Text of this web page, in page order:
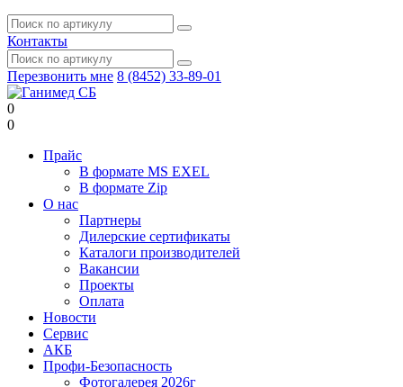
Контакты
Перезвонить мне 8 (8452) 33-89-01
0
0
Прайс
В формате MS EXEL
В формате Zip
О нас
Партнеры
Дилерские сертификаты
Каталоги производителей
Вакансии
Проекты
Оплата
Новости
Сервис
АКБ
Профи-Безопасность
Фотогалерея 2026г